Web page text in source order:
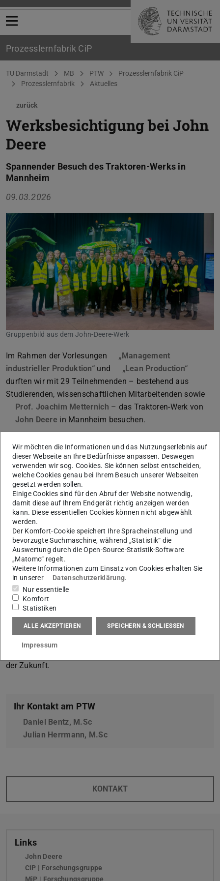
Menü öffnen
Prozesslernfabrik CiP
Sie befinden sich hier:
TU Darmstadt MB PTW
Prozesslernfabrik CiP
Prozesslernfabrik
Aktuelles
zurück
Werksbesichtigung bei John
Deere
Spannender Besuch des Traktoren-Werks in
Mannheim
09.03.2026
Gruppenbild aus dem John-Deere-Werk
Im Rahmen der Vorlesungen
„Management
industrieller Produktion“und
„Lean Production“
durften wir mit 29 Teilnehmenden – bestehend aus
Studierenden, wissenschaftlichen Mitarbeitenden sowie
Prof. Joachim Metternich – das Traktoren-Werk von
John Deere (wird in neuem Tab geöffnet)
in Mannheim besuchen.
eigentliche Highlight auf dem Programm: Die
Werksbesichtigung️. Die Studierenden erhielten direkte
Einblicke inmoderne Fertigungs- und Logistikprozesse
und konntenLean-Methoden
Produktionsumfeld erleben. DiesePraxisnäheerleichtert
den Transfer der Lehrinhalte in dieindustrielle
Anwendung
erheblich.
Ergänzend bot der Fachvortrag„Smart Factory“
spannende Impulse zu Maschinenanbindung und
Datenauswertungsowie Raum für Austausch zu
technischen und beruflichen Perspektiven.
Ein herzlicher Dank gilt
gesamten Team von
dieser tollen Veranstaltung und die offenen Einblicke.
der Zukunft.
Ihr Kontakt am PTW
Daniel Bentz, M.Sc
Julian Herrmann, M.Sc
KONTAKT
Links
John Deere
CiP | Forschungsgruppe
MiP | Forschungsgruppe
Wir möchten die Informationen und das Nutzungserlebnis auf
dieser Webseite an Ihre Bedürfnisse anpassen. Deswegen
verwenden wir sog. Cookies. Sie können selbst entscheiden,
welche Cookies genau bei Ihrem Besuch unserer Webseiten
gesetzt werden sollen.
Einige Cookies sind für den Abruf der Website notwendig,
damit diese auf Ihrem Endgerät richtig anzeigen werden
kann. Diese essentiellen Cookies können nicht abgewählt
werden.
Der Komfort-Cookie speichert Ihre Spracheinstellung und
bevorzugte Suchmaschine, während „Statistik“ die
Auswertung durch die Open-Source-Statistik-Software
„Matomo“ regelt.
Weitere Informationen zum Einsatz von Cookies erhalten Sie
in unserer
Datenschutzerklärung.
Nur essentielle
Komfort
Statistiken
ALLE AKZEPTIEREN SPEICHERN & SCHLIESSEN
Impressum